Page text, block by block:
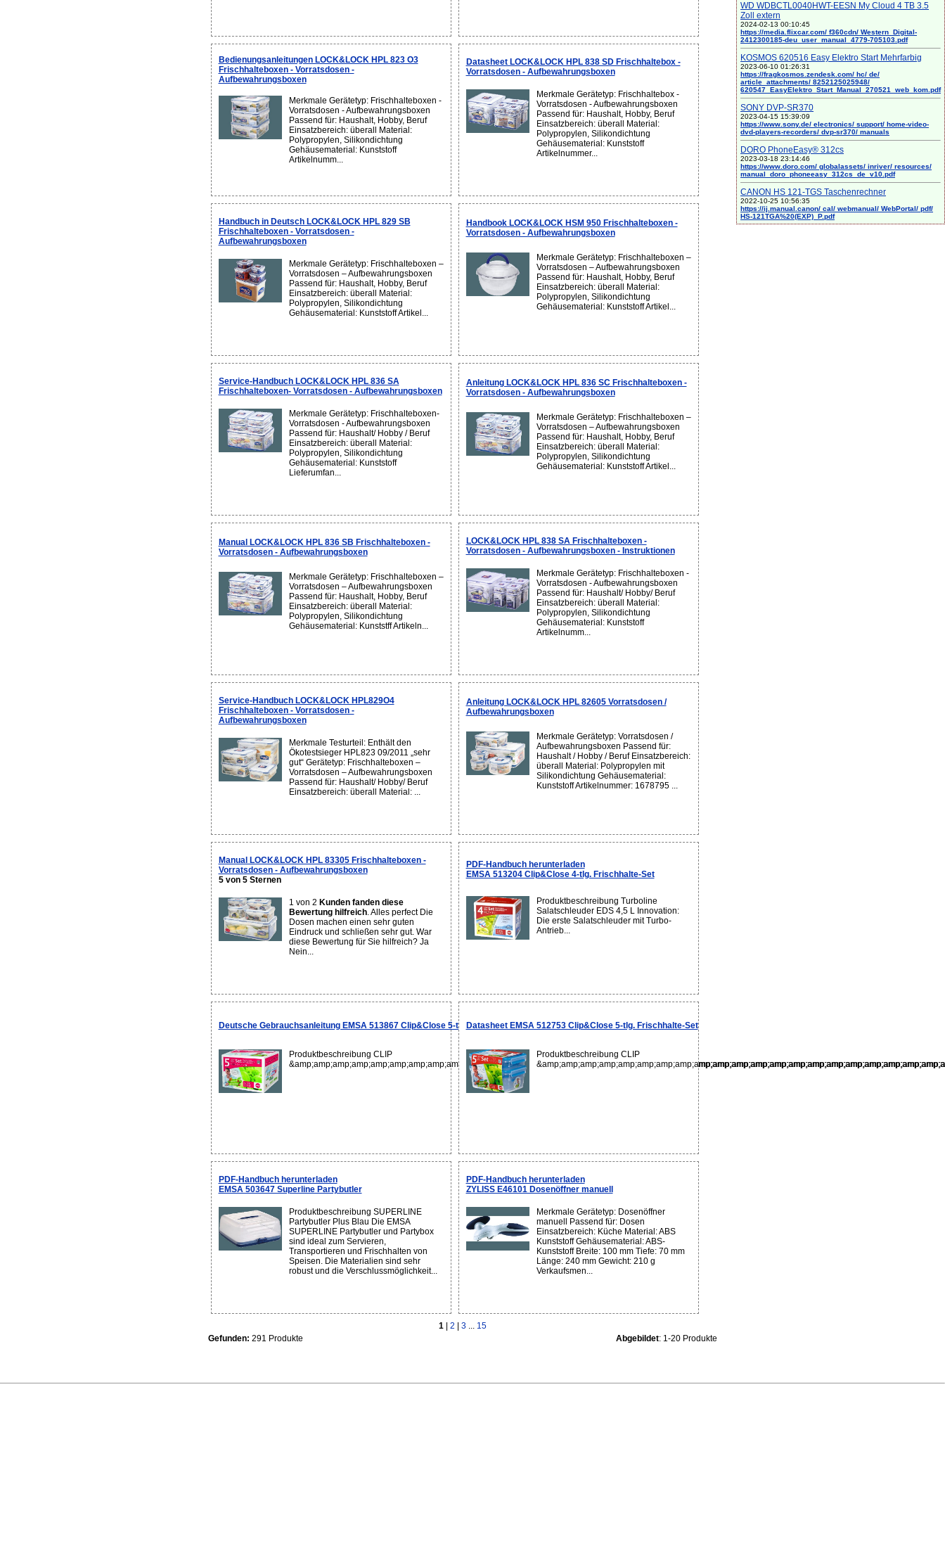
Bedienungsanleitungen LOCK&LOCK HPL 823 O3
Frischhalteboxen - Vorratsdosen -
Aufbewahrungsboxen
Merkmale Gerätetyp: Frischhalteboxen -
Vorratsdosen - Aufbewahrungsboxen
Passend für: Haushalt, Hobby, Beruf
Einsatzbereich: überall Material:
Polypropylen, Silikondichtung
Gehäusematerial: Kunststoff
Artikelnumm...
Datasheet LOCK&LOCK HPL 838 SD Frischhaltebox -
Vorratsdosen - Aufbewahrungsboxen
Merkmale Gerätetyp: Frischhaltebox -
Vorratsdosen - Aufbewahrungsboxen
Passend für: Haushalt, Hobby, Beruf
Einsatzbereich: überall Material:
Polypropylen, Silikondichtung
Gehäusematerial: Kunststoff
Artikelnummer...
Handbuch in Deutsch LOCK&LOCK HPL 829 SB
Frischhalteboxen - Vorratsdosen -
Aufbewahrungsboxen
Merkmale Gerätetyp: Frischhalteboxen –
Vorratsdosen – Aufbewahrungsboxen
Passend für: Haushalt, Hobby, Beruf
Einsatzbereich: überall Material:
Polypropylen, Silikondichtung
Gehäusematerial: Kunststoff Artikel...
Handbook LOCK&LOCK HSM 950 Frischhalteboxen -
Vorratsdosen - Aufbewahrungsboxen
Merkmale Gerätetyp: Frischhalteboxen –
Vorratsdosen – Aufbewahrungsboxen
Passend für: Haushalt, Hobby, Beruf
Einsatzbereich: überall Material:
Polypropylen, Silikondichtung
Gehäusematerial: Kunststoff Artikel...
Service-Handbuch LOCK&LOCK HPL 836 SA
Frischhalteboxen- Vorratsdosen - Aufbewahrungsboxen
Merkmale Gerätetyp: Frischhalteboxen-
Vorratsdosen - Aufbewahrungsboxen
Passend für: Haushalt/ Hobby / Beruf
Einsatzbereich: überall Material:
Polypropylen, Silikondichtung
Gehäusematerial: Kunststoff
Lieferumfan...
Anleitung LOCK&LOCK HPL 836 SC Frischhalteboxen -
Vorratsdosen - Aufbewahrungsboxen
Merkmale Gerätetyp: Frischhalteboxen –
Vorratsdosen – Aufbewahrungsboxen
Passend für: Haushalt, Hobby, Beruf
Einsatzbereich: überall Material:
Polypropylen, Silikondichtung
Gehäusematerial: Kunststoff Artikel...
Manual LOCK&LOCK HPL 836 SB Frischhalteboxen -
Vorratsdosen - Aufbewahrungsboxen
Merkmale Gerätetyp: Frischhalteboxen –
Vorratsdosen – Aufbewahrungsboxen
Passend für: Haushalt, Hobby, Beruf
Einsatzbereich: überall Material:
Polypropylen, Silikondichtung
Gehäusematerial: Kunststff Artikeln...
LOCK&LOCK HPL 838 SA Frischhalteboxen -
Vorratsdosen - Aufbewahrungsboxen - Instruktionen
Merkmale Gerätetyp: Frischhalteboxen -
Vorratsdosen - Aufbewahrungsboxen
Passend für: Haushalt/ Hobby/ Beruf
Einsatzbereich: überall Material:
Polypropylen, Silikondichtung
Gehäusematerial: Kunststoff
Artikelnumm...
Service-Handbuch LOCK&LOCK HPL829O4
Frischhalteboxen - Vorratsdosen -
Aufbewahrungsboxen
Merkmale Testurteil: Enthält den
Ökotestsieger HPL823 09/2011 „sehr
gut“ Gerätetyp: Frischhalteboxen –
Vorratsdosen – Aufbewahrungsboxen
Passend für: Haushalt/ Hobby/ Beruf
Einsatzbereich: überall Material: ...
Anleitung LOCK&LOCK HPL 82605 Vorratsdosen /
Aufbewahrungsboxen
Merkmale Gerätetyp: Vorratsdosen /
Aufbewahrungsboxen Passend für:
Haushalt / Hobby / Beruf Einsatzbereich:
überall Material: Polypropylen mit
Silikondichtung Gehäusematerial:
Kunststoff Artikelnummer: 1678795 ...
Manual LOCK&LOCK HPL 83305 Frischhalteboxen -
Vorratsdosen - Aufbewahrungsboxen
5 von 5 Sternen
1 von 2 Kunden fanden diese
Bewertung hilfreich. Alles perfect Die
Dosen machen einen sehr guten
Eindruck und schließen sehr gut. War
diese Bewertung für Sie hilfreich? Ja
Nein...
PDF-Handbuch herunterladen
EMSA 513204 Clip&Close 4-tlg. Frischhalte-Set
Produktbeschreibung Turboline
Salatschleuder EDS 4,5 L Innovation:
Die erste Salatschleuder mit Turbo-
Antrieb...
Deutsche Gebrauchsanleitung EMSA 513867 Clip&Close 5-tlg. Frischhalte-Set
Produktbeschreibung CLIP
Datasheet EMSA 512753 Clip&Close 5-tlg. Frischhalte-Set
Produktbeschreibung CLIP
PDF-Handbuch herunterladen
EMSA 503647 Superline Partybutler
Produktbeschreibung SUPERLINE
Partybutler Plus Blau Die EMSA
SUPERLINE Partybutler und Partybox
sind ideal zum Servieren,
Transportieren und Frischhalten von
Speisen. Die Materialien sind sehr
robust und die Verschlussmöglichkeit...
PDF-Handbuch herunterladen
ZYLISS E46101 Dosenöffner manuell
Merkmale Gerätetyp: Dosenöffner
manuell Passend für: Dosen
Einsatzbereich: Küche Material: ABS
Kunststoff Gehäusematerial: ABS-
Kunststoff Breite: 100 mm Tiefe: 70 mm
Länge: 240 mm Gewicht: 210 g
Verkaufsmen...
1 2 3... 15
Gefunden: 291 Produkte Abgebildet: 1-20 Produkte
WD WDBCTL0040HWT-EESN My Cloud 4 TB 3.5
Zoll extern
2024-02-13 00:10:45
https://media.flixcar.com/ f360cdn/ Western_Digital-
2412300185-deu_user_manual_4779-705103.pdf
KOSMOS 620516 Easy Elektro Start Mehrfarbig
2023-06-10 01:26:31
https://fragkosmos.zendesk.com/ hc/ de/
article_attachments/ 8252125025948/
620547_EasyElektro_Start_Manual_270521_web_kom.pdf
SONY DVP-SR370
2023-04-15 15:39:09
https://www.sony.de/ electronics/ support/ home-video-
dvd-players-recorders/ dvp-sr370/ manuals
DORO PhoneEasy® 312cs
2023-03-18 23:14:46
https://www.doro.com/ globalassets/ inriver/ resources/
manual_doro_phoneeasy_312cs_de_v10.pdf
CANON HS 121-TGS Taschenrechner
2022-10-25 10:56:35
https://ij.manual.canon/ cal/ webmanual/ WebPortal/ pdf/
HS-121TGA%20(EXP)_P.pdf